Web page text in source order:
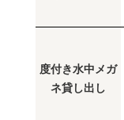
度付き水中メガ
ネ貸し出し